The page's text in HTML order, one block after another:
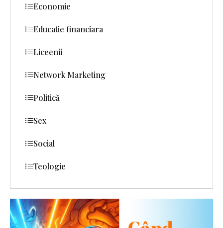
Economie
Educatie financiara
Liceenii
Network Marketing
Politică
Sex
Social
Teologie